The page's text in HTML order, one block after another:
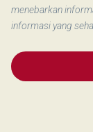
menebarkan
informasi yang